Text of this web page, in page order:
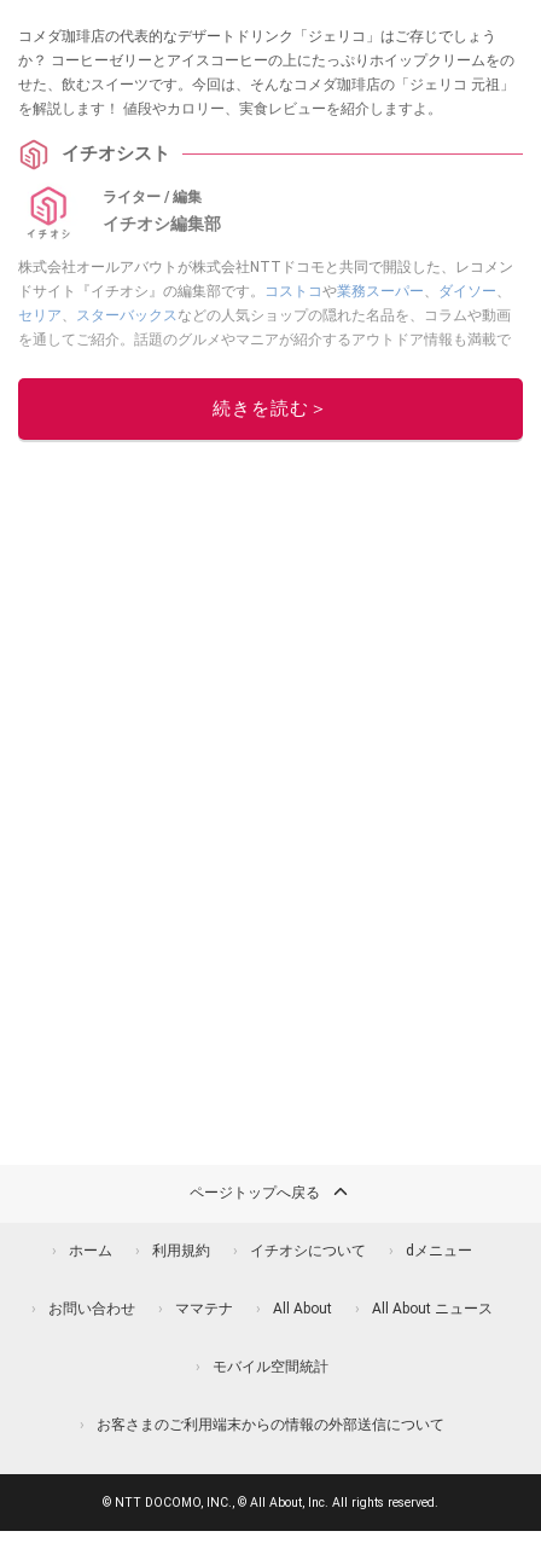
コメダ珈琲店の代表的なデザートドリンク「ジェリコ」はご存じでしょう
か？ コーヒーゼリーとアイスコーヒーの上にたっぷりホイップクリームをの
せた、飲むスイーツです。今回は、そんなコメダ珈琲店の「ジェリコ 元祖」
を解説します！ 値段やカロリー、実食レビューを紹介しますよ。
イチオシスト
ライター / 編集
イチオシ編集部
株式会社オールアバウトが株式会社NTTドコモと共同で開設した、レコメン
ドサイト『イチオシ』の編集部です。
コストコや業務スーパー ダイソー
セリア
スターバックス などの人気ショップの隠れた名品を、コラムや動画
を通してご紹介。話題のグルメやマニアが紹介するアウトドア情報も満載で
レビューしています。毎日トレンド情報をお届けしているので、ぜひ
してください！続きを読む＞
ページトップへ戻る
ホーム 利用規約 イチオシについて dメニュー
お問い合わせ ママテナ All About All About ニュース
モバイル空間統計
お客さまのご利用端末からの情報の外部送信について
© NTT DOCOMO, INC., © All About, Inc. All rights reserved.